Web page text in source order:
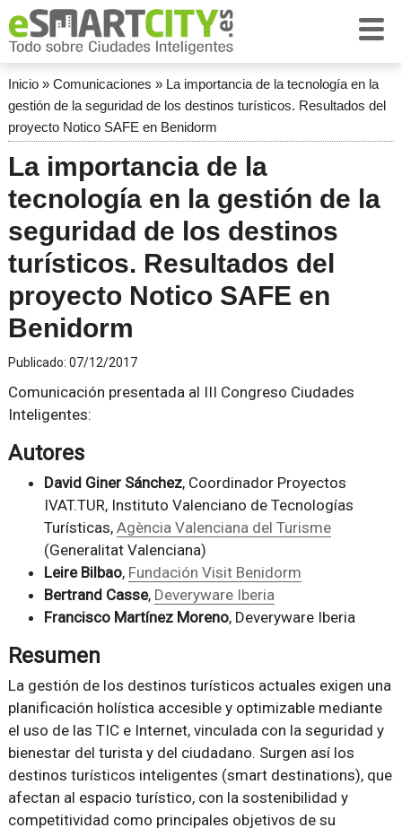
Inicio» Comunicaciones » La importancia de la tecnología en la
gestión de la seguridad de los destinos turísticos. Resultados del
proyecto Notico SAFE en Benidorm
La importancia de la
tecnología en la gestión de la
seguridad de los destinos
turísticos. Resultados del
proyecto Notico SAFE en
Benidorm
Publicado: 07/12/2017
Comunicación presentada al III Congreso Ciudades
Inteligentes:
Autores
David Giner Sánchez, Coordinador Proyectos
IVAT.TUR, Instituto Valenciano de Tecnologías
Turísticas, Agència Valenciana del Turisme
(Generalitat Valenciana)
Leire Bilbao, Fundación Visit Benidorm
Bertrand Casse, Deveryware Iberia
Francisco Martínez Moreno, Deveryware Iberia
Resumen
La gestión de los destinos turísticos actuales exigen una
planificación holística accesible y optimizable mediante
el uso de las TIC e Internet, vinculada con la seguridad y
bienestar del turista y del ciudadano. Surgen así los
destinos turísticos inteligentes (smart destinations), que
afectan al espacio turístico, con la sostenibilidad y
competitividad como principales objetivos de su